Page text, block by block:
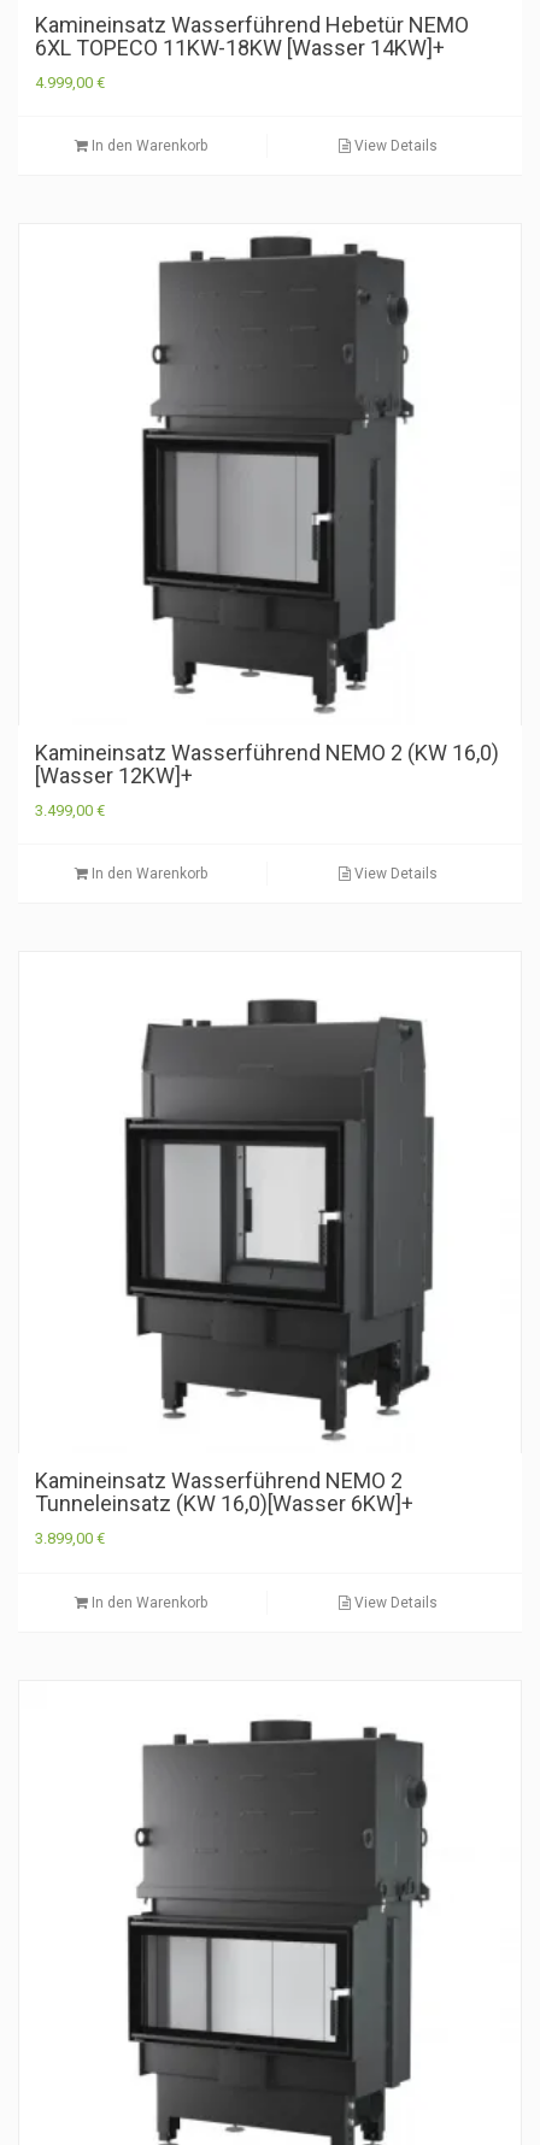
Kamineinsatz Wasserführend Hebetür NEMO
6XL TOPECO 11KW-18KW [Wasser 14KW]+
4.999,00 €
In den Warenkorb View Details
Kamineinsatz Wasserführend NEMO 2 (KW 16,0)
[Wasser 12KW]+
3.499,00 €
In den Warenkorb View Details
Kamineinsatz Wasserführend NEMO 2
Tunneleinsatz (KW 16,0)[Wasser 6KW]+
3.899,00 €
In den Warenkorb View Details